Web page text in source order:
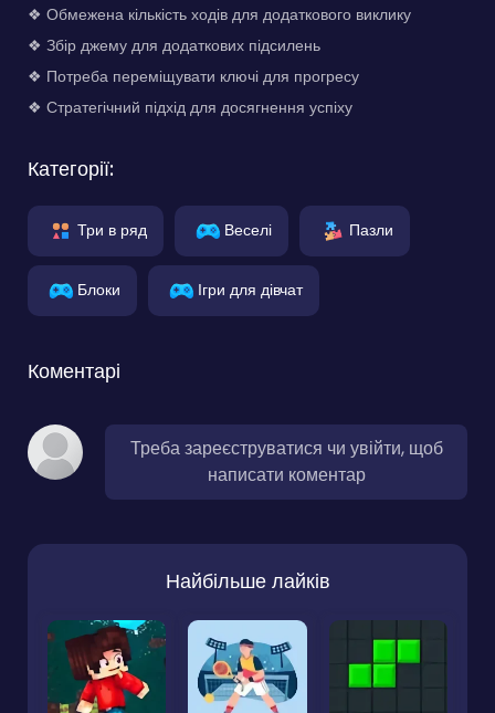
❖ Обмежена кількість ходів для додаткового виклику
❖ Збір джему для додаткових підсилень
❖ Потреба переміщувати ключі для прогресу
❖ Стратегічний підхід для досягнення успіху
Категорії:
Три в ряд Веселі Пазли
Блоки Ігри для дівчат
Коментарі
Треба зареєструватися чи увійти, щоб
написати коментар
Найбільше лайків